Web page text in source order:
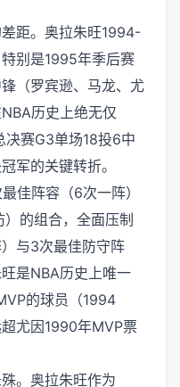
距。奥拉朱旺1994-
别是1995年季后赛
（罗宾逊、马龙、尤
历史上绝无仅
赛G3单场18投6中
军的关键转折。
佳阵容（6次一阵）
的组合，全面压制
与3次最佳防守阵
是NBA历史上唯一
的球员（1994
尤因1990年MVP票
。奥拉朱旺作为